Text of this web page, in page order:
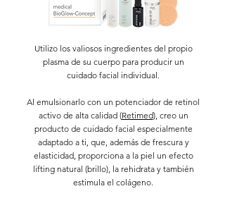
Utilizo los valiosos ingredientes del propio
plasma de su cuerpo para producir un
cuidado facial individual.
Al emulsionarlo con un potenciador de retinol
activo de alta calidad (Retimed), creo un
producto de cuidado facial especialmente
adaptado a ti, que, además de frescura y
elasticidad, proporciona a la piel un efecto
lifting natural (brillo), la rehidrata y también
estimula el colágeno.